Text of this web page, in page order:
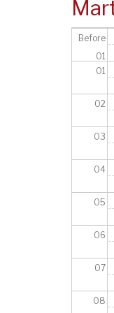
Before
01
01
02
03
04
05
06
07
08